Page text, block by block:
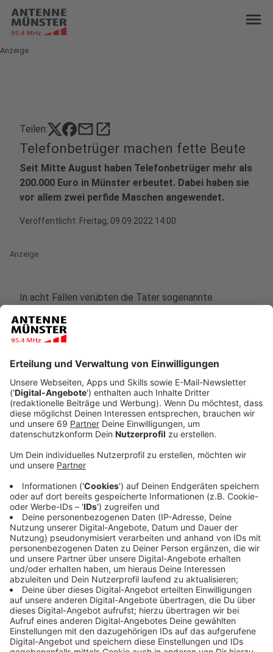
menu
Anzeige
Teilen: mailopen_in_new
Telefonbetrüger machen fette Beute
Seit Mitte August haben Telefonbetrüger mehr als
200.000 Euro in Münster erbeutet. Dabei haben sie
vor allem zwei perfide Maschen angewendet.
Veröffentlicht: Freitag, 09.09.2022 14:00
Anzeige
In acht Fällen verübten die Täter sogenannte
naher Verwandter sei in einen Verkehrsunfall
verwickelt und die angerufene Person müsse nun eine
Versuch, in einem Fall erbeuteten die Täter 149.000
Euro, in einem zweiten Fall 50.000 Euro.
Anzeige
Die Polizei registrierte zudem sieben Fälle der Masche
"falscher Polizeibeamter"
diesem Deckmantel Angerufene auf, ihnen Geld und
Wertgegenstände zur Aufbewahrung auszuhändigen. In
fünf Fällen schlug der dreiste Versuch fehl. In einem
Fall erbeuteten sie 2.430 Euro, in einem zweiten Fall
850 Euro. "Wir gehen zudem von einer hohen
Dunkelziffer aus", sagt Kriminalhauptkommissarin
Alexandra Bruns vom Kriminalkommissariat
Kriminalprävention/Opferschutz. Sie rät zu besonderer
Vorsicht bei Anrufen Unbekannter: "Polizei und andere
Justizorgane in Deutschland fragen niemals nach
Kautionszahlungen für die Freilassung von Personen.
So etwas kennt man aus amerikanischen Spielfilmen,